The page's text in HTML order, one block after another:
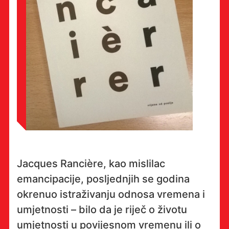
Jacques Rancière, kao mislilac
emancipacije, posljednjih se godina
okrenuo istraživanju odnosa vremena i
umjetnosti – bilo da je riječ o životu
umjetnosti u povijesnom vremenu ili o